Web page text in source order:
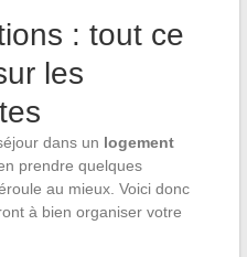
: tout ce
les
dans un logement
prendre quelques
au mieux. Voici donc
à bien organiser votre